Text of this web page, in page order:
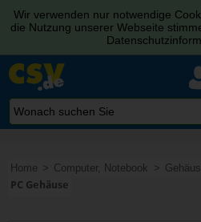
Wir verwenden nur notwendige
die Nutzung unserer Webseite
Home Computer, Notebook
PC Gehäuse